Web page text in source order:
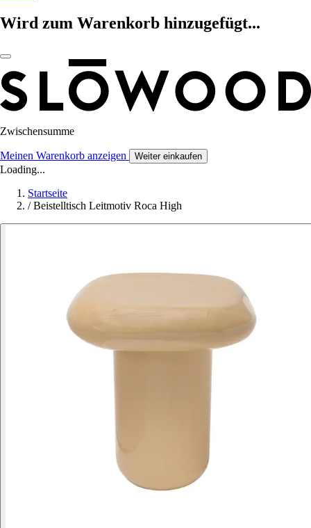
Wird zum Warenkorb hinzugefügt...
Zwischensumme
Meinen Warenkorb anzeigen Weiter einkaufen
Loading...
Startseite
/ Beistelltisch Leitmotiv Roca High